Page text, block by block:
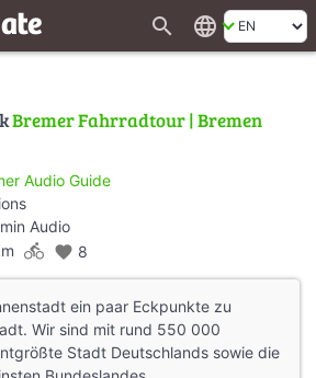
search language
Bremer Fahrradtour | Bremen
Audio Guide
Audio
directions_bike favorite 8
ein paar Eckpunkte zu
Wir sind mit rund 550 000
Stadt Deutschlands sowie die